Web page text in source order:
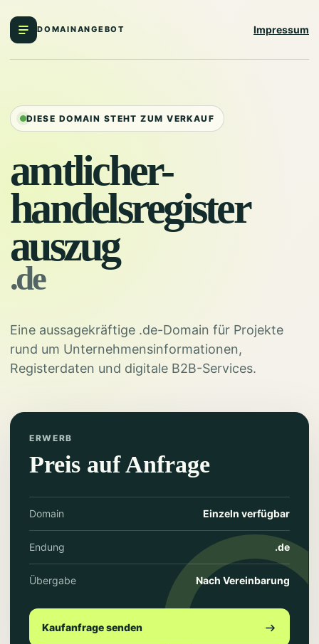
DOMAINANGEBOT Impressum
DIESE DOMAIN STEHT ZUM VERKAUF
amtlicher-
handelsregister
auszug
.de
Eine aussagekräftige .de-Domain für Projekte
rund um Unternehmensinformationen,
Registerdaten und digitale B2B-Services.
ERWERB
Preis auf Anfrage
Domain Einzeln verfügbar
Endung .de
Übergabe Nach Vereinbarung
Kaufanfrage senden